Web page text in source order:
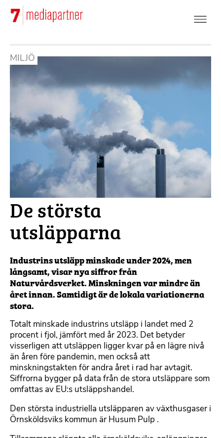
Hoppa
huvudinnehåll
MILJÖ
De största
utsläpparna
Industrins utsläpp minskade under 2024, men
långsamt, visar nya siffror från
Naturvårdsverket. Minskningen var mindre än
året innan. Samtidigt är de lokala variationerna
stora.
Totalt minskade industrins utsläpp i landet med 2
procent i fjol, jämfört med år 2023. Det betyder
visserligen att utsläppen ligger kvar på en lägre nivå
än åren före pandemin, men också att
minskningstakten för andra året i rad har avtagit.
Siffrorna bygger på data från de stora utsläppare som
omfattas av EU:s utsläppshandel.
Den största industriella utsläpparen av växthusgaser i
Örnsköldsviks kommun är Husum Pulp .